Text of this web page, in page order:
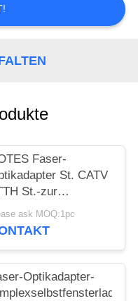
Faser-
St. CATV
St.-zur
Legierung
ask MOQ:1pc
Optikadapter-